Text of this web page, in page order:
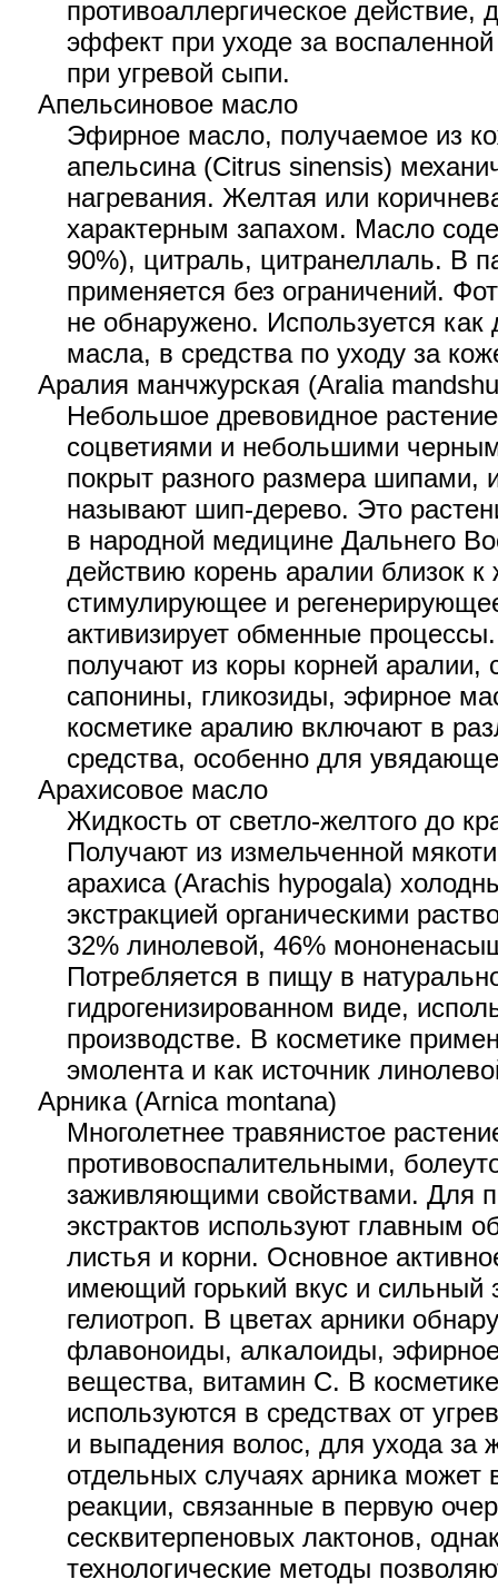
противоаллергическое действие,
эффект при уходе за
при угревой сыпи.
Апельсиновое масло
Эфирное масло, получаемое из
апельсина (Citrus sinensis)
нагревания. Желтая или
характерным запахом. Масло
90%), цитраль, цитранеллаль. В
применяется без ограничений.
не обнаружено. Используется
масла, в средства по уходу за
Аралия манчжурская (Aralia
Небольшое древовидное
соцветиями и небольшими
покрыт разного размера шипами,
называют шип-дерево. Это
в народной медицине Дальнего
действию корень аралии близок
стимулирующее и
активизирует обменные
получают из коры корней
сапонины, гликозиды, эфирное
косметике аралию включают в
средства, особенно для
Арахисовое масло
Жидкость от светло-желтого до
Получают из измельченной
арахиса (Arachis hypogala)
экстракцией органическими
32% линолевой, 46%
Потребляется в пищу в
гидрогенизированном виде,
производстве. В косметике
эмолента и как источник
Арника (Arnica montana)
Многолетнее травянистое
противовоспалительными,
заживляющими свойствами. Для
экстрактов используют главным
листья и корни. Основное
имеющий горький вкус и
гелиотроп. В цветах арники
флавоноиды, алкалоиды,
вещества, витамин С. В
используются в средствах от
и выпадения волос, для ухода за
отдельных случаях арника может
реакции, связанные в первую
сесквитерпеновых лактонов,
технологические методы